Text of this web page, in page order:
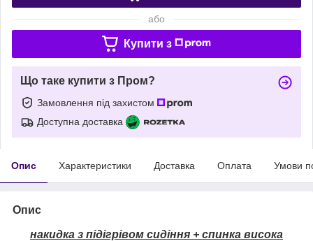
або
Купити з
Що таке купити з Пром?
Замовлення під захистом
Доступна доставка
Опис Характеристики Доставка Оплата Умови
Опис
накидка з підігрівом сидіння + спинка висока